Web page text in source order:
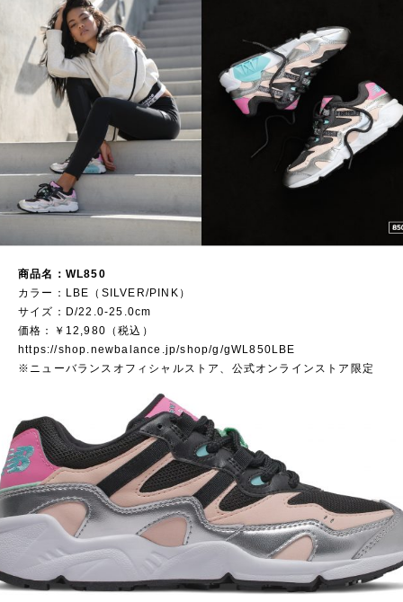
商品名：WL850
カラー：LBE（SILVER/PINK）
サイズ：D/22.0-25.0cm
価格：￥12,980（税込）
https://shop.newbalance.jp/shop/g/gWL850LBE
※ニューバランスオフィシャルストア、公式オンラインストア限定